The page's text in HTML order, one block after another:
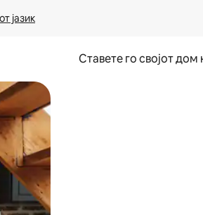
јазик
Ставете го својот дом